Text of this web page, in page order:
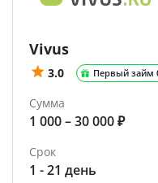
Vivus
3.0 Первый займ
Сумма
1 000 – 30 000 ₽
Срок
1 - 21 день